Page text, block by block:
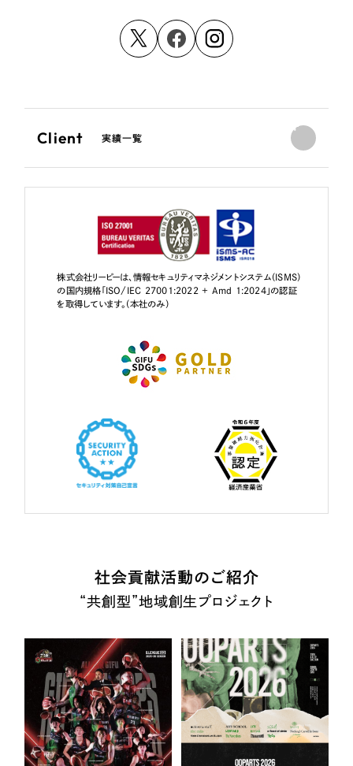
Client 実績一覧
株式会社リーピーは、情報セキュリティマネジメントシステム（ISMS）
の国内規格「ISO/IEC 27001:2022 + Amd 1:2024」の認証
を取得しています。（本社のみ）
社会貢献活動のご紹介
“共創型”地域創生プロジェクト